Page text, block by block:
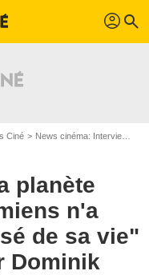
profil search
Ciné News cinéma: Interviews
planète
n'a
de sa vie"
Dominik